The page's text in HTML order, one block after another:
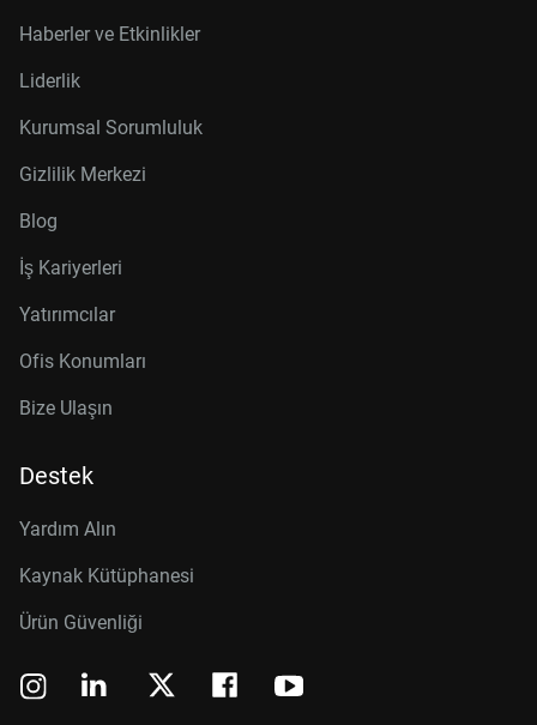
Haberler ve Etkinlikler
Liderlik
Kurumsal Sorumluluk
Gizlilik Merkezi
Blog
İş Kariyerleri
Yatırımcılar
Ofis Konumları
Bize Ulaşın
Destek
Yardım Alın
Kaynak Kütüphanesi
Ürün Güvenliği